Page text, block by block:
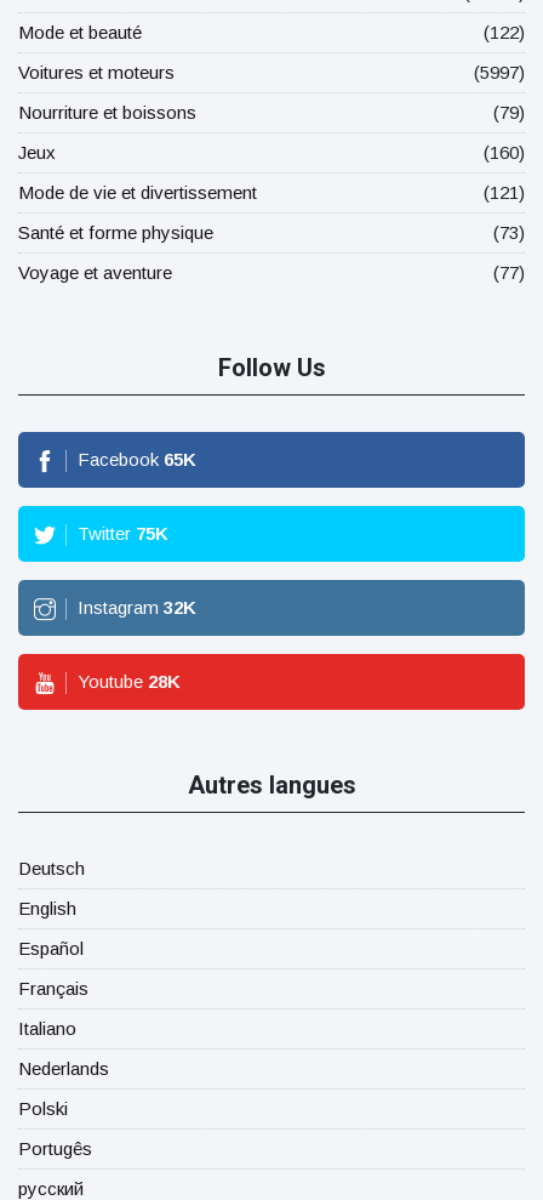
Mode et beauté
(122)
Voitures et moteurs
(5997)
Nourriture et boissons
(79)
Jeux
(160)
Mode de vie et divertissement
(121)
Santé et forme physique
(73)
Voyage et aventure
(77)
Follow Us
Facebook 65K
Twitter 75K
Instagram 32K
Youtube 28K
Autres langues
Deutsch
English
Español
Français
Italiano
Nederlands
Polski
Portugês
русский